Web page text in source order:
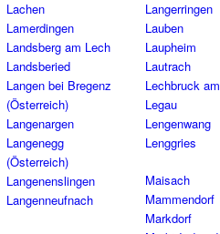
Lachen
Lamerdingen
Landsberg am Lech
Landsberied
Langen bei Bregenz
(Österreich)
Langenargen
Langenegg
(Österreich)
Langenenslingen
Langenneufnach
Langerringen
Lauben
Laupheim
Lautrach
Lechbruck
Legau
Lengenwang
Lenggries
Maisach
Mammendorf
Markdorf